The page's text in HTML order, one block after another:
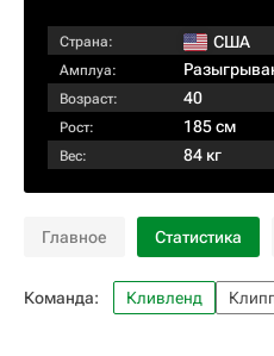
Страна: США
Амплуа:
Возраст: 40
Рост: 185 см
Вес: 84 кг
Главное Статистика
Команда: Кливленд